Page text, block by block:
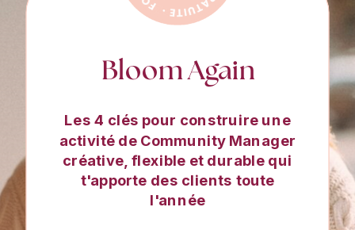
Les 4 clés pour construire une
activité de Community Manager
créative, flexible et durable qui
t'apporte des clients toute
l'année
Bloom Again